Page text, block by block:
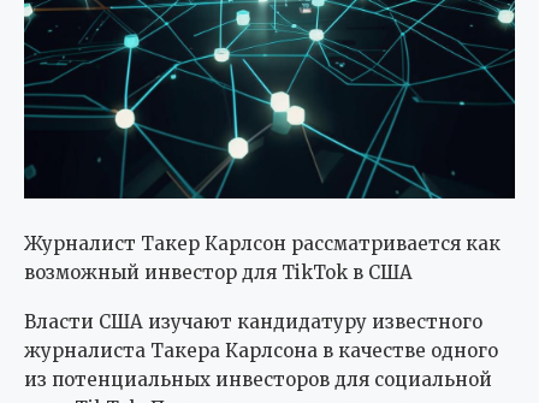
Журналист Такер Карлсон рассматривается как
возможный инвестор для TikTok в США
Власти США изучают кандидатуру известного
журналиста Такера Карлсона в качестве одного
из потенциальных инвесторов для социальной